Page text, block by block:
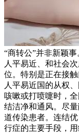
“商转公”并非新颖
人平易近、和社会
位。特别是正在接
人平易近国的从权
咳嗽或打喷嚏时，
结洁净和通风。尽
道传染患者。连结
行症的主要手段，